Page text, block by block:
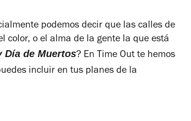
podemos decir que las calles de
color, o el alma de la gente la que está
Día de Muertos? En Time Out te hemos
incluir en tus planes de la